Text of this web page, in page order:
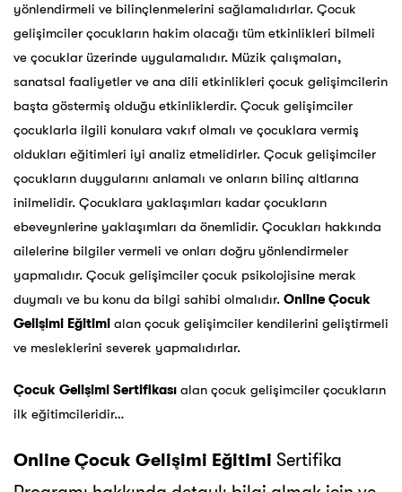
yönlendirmeli ve bilinçlenmelerini sağlamalıdırlar. Çocuk
gelişimciler çocukların hakim olacağı tüm etkinlikleri bilmeli
ve çocuklar üzerinde uygulamalıdır. Müzik çalışmaları,
sanatsal faaliyetler ve ana dili etkinlikleri çocuk gelişimcilerin
başta göstermiş olduğu etkinliklerdir. Çocuk gelişimciler
çocuklarla ilgili konulara vakıf olmalı ve çocuklara vermiş
oldukları eğitimleri iyi analiz etmelidirler. Çocuk gelişimciler
çocukların duygularını anlamalı ve onların bilinç altlarına
inilmelidir. Çocuklara yaklaşımları kadar çocukların
ebeveynlerine yaklaşımları da önemlidir. Çocukları hakkında
ailelerine bilgiler vermeli ve onları doğru yönlendirmeler
yapmalıdır. Çocuk gelişimciler çocuk psikolojisine merak
duymalı ve bu konu da bilgi sahibi olmalıdır. Online Çocuk
Gelişimi Eğitimi alan çocuk gelişimciler kendilerini geliştirmeli
ve mesleklerini severek yapmalıdırlar.
Çocuk Gelişimi Sertifikası alan çocuk gelişimciler çocukların
ilk eğitimcileridir…
Online Çocuk Gelişimi Eğitimi Sertifika